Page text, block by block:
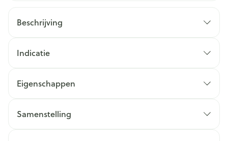
Beschrijving
Indicatie
Eigenschappen
Samenstelling